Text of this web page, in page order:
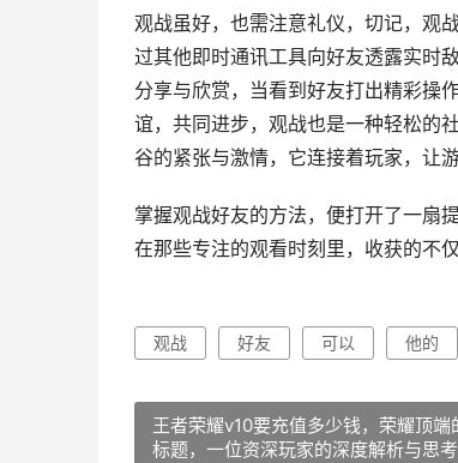
观战虽好，也需注意礼仪，切记，观
过其他即时通讯工具向好友透露实时
分享与欣赏，当看到好友打出精彩操
谊，共同进步，观战也是一种轻松的
谷的紧张与激情，它连接着玩家，让
掌握观战好友的方法，便打开了一扇
在那些专注的观看时刻里，收获的不
观战 好友 可以 他的
王者荣耀v10要充值多少钱，荣耀顶端
标题，一位资深玩家的深度解析与思考